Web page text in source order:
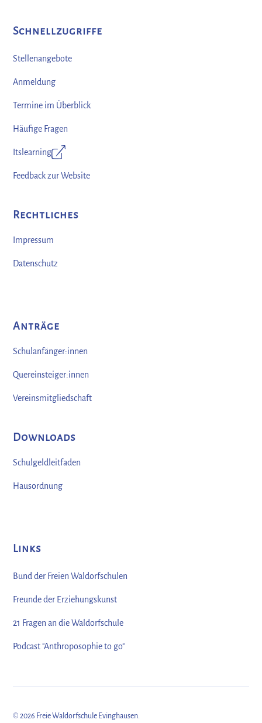
Schnellzugriffe
Stellenangebote
Anmeldung
Termine im Überblick
Häufige Fragen
Itslearning
Feedback zur Website
Rechtliches
Impressum
Datenschutz
Anträge
Schulanfänger:innen
Quereinsteiger:innen
Vereinsmitgliedschaft
Downloads
Schulgeldleitfaden
Hausordnung
Links
Bund der Freien Waldorfschulen
Freunde der Erziehungskunst
21 Fragen an die Waldorfschule
Podcast "Anthroposophie to go"
©2026 Freie Waldorfschule Evinghausen.